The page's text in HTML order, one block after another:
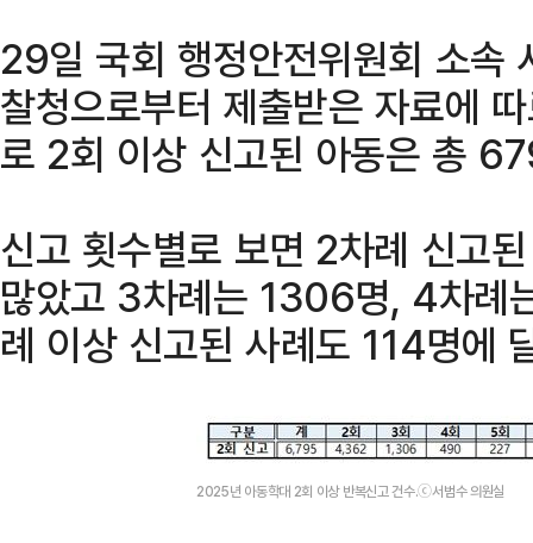
29일 국회 행정안전위원회 소속
찰청으로부터 제출받은 자료에
로 2회 이상 신고된 아동은 총
신고 횟수별로 보면 2차례 신고
많았고 3차례는 1306명, 4차례
례 이상 신고된 사례도 114명에
2025년 아동학대 2회 이상 반복신고 건수.ⓒ서범수 의원실